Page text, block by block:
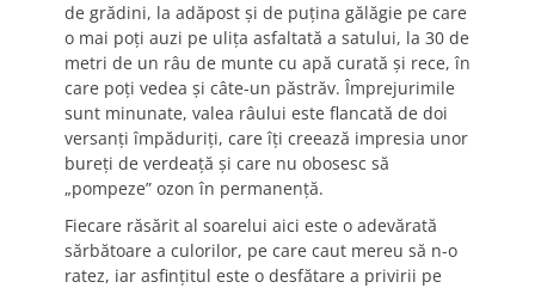
de grădini, la adăpost şi de puţina gălăgie pe care
o mai poţi auzi pe uliţa asfaltată a satului, la 30 de
metri de un râu de munte cu apă curată şi rece, în
care poţi vedea şi câte-un păstrăv. Împrejurimile
sunt minunate, valea râului este flancată de doi
versanţi împăduriţi, care îţi creează impresia unor
bureţi de verdeaţă şi care nu obosesc să
„pompeze” ozon în permanenţă.
Fiecare răsărit al soarelui aici este o adevărată
sărbătoare a culorilor, pe care caut mereu să n-o
ratez, iar asfinţitul este o desfătare a privirii pe